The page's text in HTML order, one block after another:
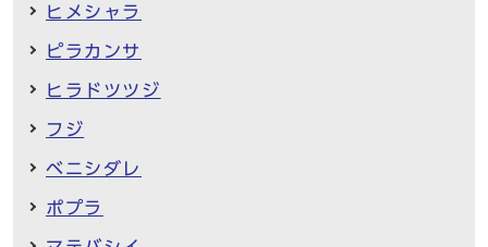
ヒメシャラ
ピラカンサ
ヒラドツツジ
フジ
ベニシダレ
ポプラ